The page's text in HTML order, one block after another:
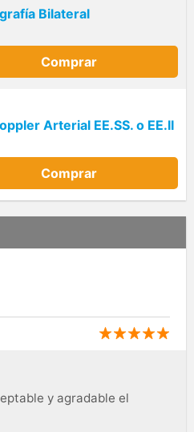
Bilateral
Comprar
Arterial EE.SS. o EE.II
Comprar
y agradable el